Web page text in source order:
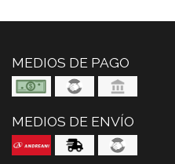
MEDIOS DE PAGO
MEDIOS DE ENVÍO